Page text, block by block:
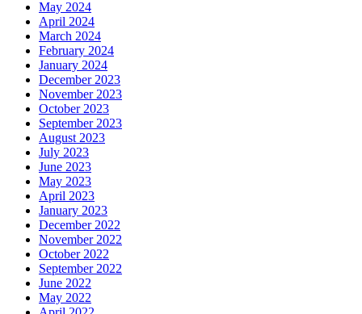
May 2024
April 2024
March 2024
February 2024
January 2024
December 2023
November 2023
October 2023
September 2023
August 2023
July 2023
June 2023
May 2023
April 2023
January 2023
December 2022
November 2022
October 2022
September 2022
June 2022
May 2022